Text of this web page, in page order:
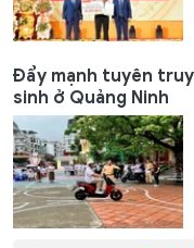
Đẩy mạnh tuyên
sinh ở Quảng Ninh